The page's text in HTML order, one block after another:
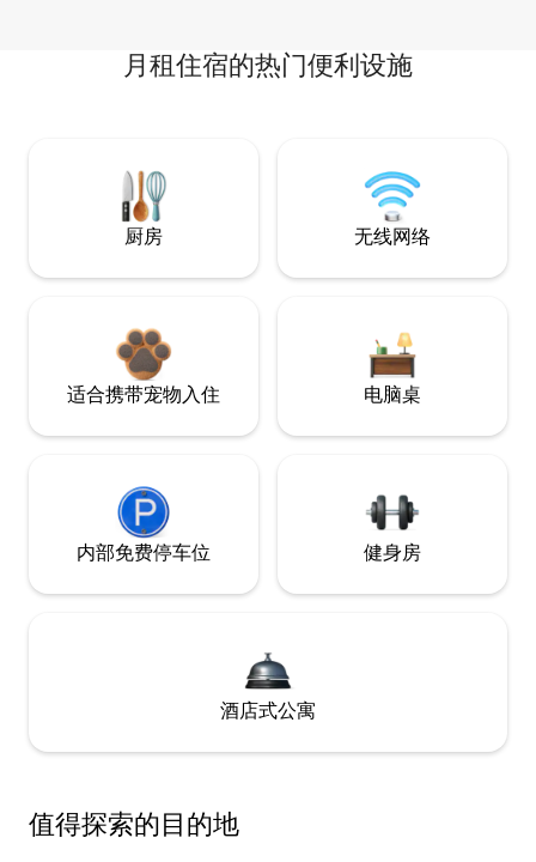
月租住宿的热门便利设施
厨房 无线网络
适合携带宠物入住 电脑桌
内部免费停车位 健身房
酒店式公寓
值得探索的目的地